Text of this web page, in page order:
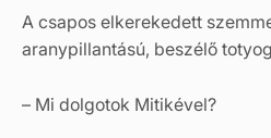
A csapos elkerekedett
aranypillantású, beszélő
– Mi dolgotok Mitikével?